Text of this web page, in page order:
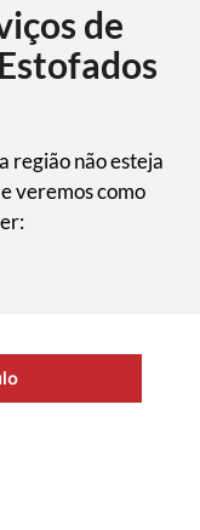
de
região não esteja
veremos como